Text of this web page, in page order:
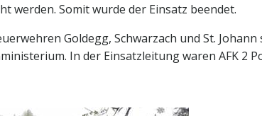
werden. Somit wurde der Einsatz beendet.
Goldegg, Schwarzach und St.
In der Einsatzleitung waren AFK 2